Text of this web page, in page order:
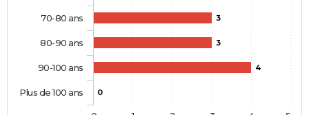
3
3
4
0
70-80 ans
80-90 ans
90-100 ans
Plus de 100 ans